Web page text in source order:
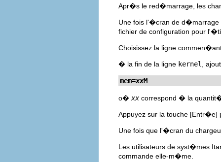
Apr�s le red�marrage, les
Une fois l'�cran de
fichier de configuration pour
Choisissez la ligne
� la fin de la ligne kernel ,
mem=xxM
o� xx correspond � la
Appuyez sur la touche [Entr�e]
Une fois que l'�cran du
Les utilisateurs de syst�mes
commande elle-m�me.